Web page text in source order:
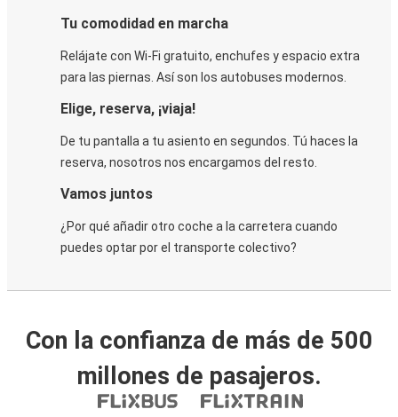
Tu comodidad en marcha
Relájate con Wi-Fi gratuito, enchufes y espacio extra
para las piernas. Así son los autobuses modernos.
Elige, reserva, ¡viaja!
De tu pantalla a tu asiento en segundos. Tú haces la
reserva, nosotros nos encargamos del resto.
Vamos juntos
¿Por qué añadir otro coche a la carretera cuando
puedes optar por el transporte colectivo?
Con la confianza de más de 500
millones de pasajeros.